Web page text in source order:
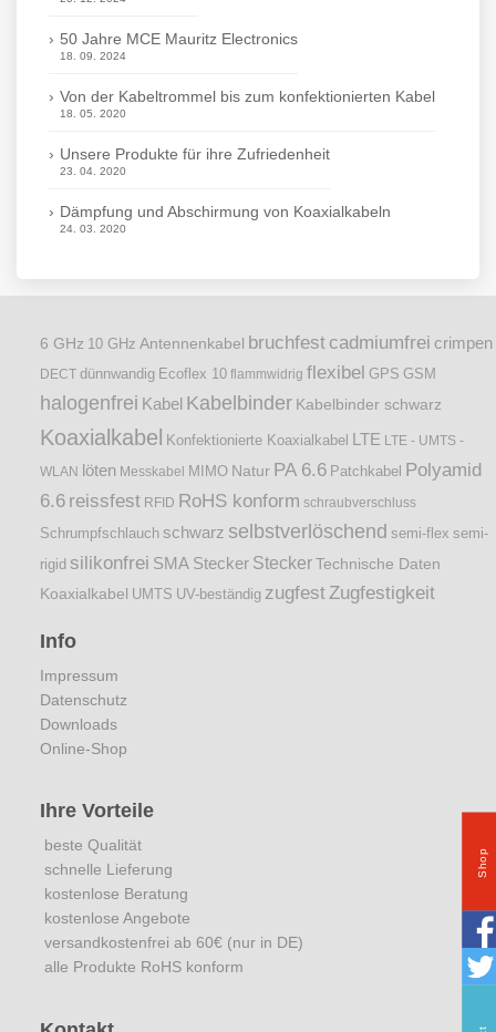
50 Jahre MCE Mauritz Electronics
18. 09. 2024
Von der Kabeltrommel bis zum konfektionierten Kabel
18. 05. 2020
Unsere Produkte für ihre Zufriedenheit
23. 04. 2020
Dämpfung und Abschirmung von Koaxialkabeln
24. 03. 2020
6 GHz 10 GHz Antennenkabel bruchfest cadmiumfrei crimpen
DECT dünnwandig Ecoflex 10 flammwidrig flexibel GPS GSM
halogenfrei Kabel Kabelbinder Kabelbinder schwarz
Koaxialkabel Konfektionierte Koaxialkabel LTE LTE - UMTS -
WLAN löten Messkabel MIMO Natur PA 6.6 Patchkabel Polyamid
6.6 reissfest RFID RoHS konform schraubverschluss
Schrumpfschlauch schwarz selbstverlöschend semi-flex semi-
rigid silikonfrei SMA Stecker Stecker Technische Daten
Koaxialkabel UMTS UV-beständig zugfest Zugfestigkeit
Info
Impressum
Datenschutz
Downloads
Online-Shop
Ihre Vorteile
beste Qualität
schnelle Lieferung
kostenlose Beratung
kostenlose Angebote
versandkostenfrei ab 60€ (nur in DE)
alle Produkte RoHS konform
Shop